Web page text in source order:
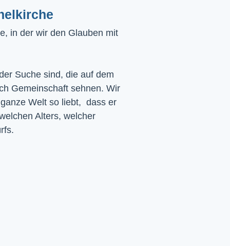
in der wir den Glauben mit
Suche sind, die auf dem
Gemeinschaft sehnen. Wir
Welt so liebt, dass er
Alters, welcher